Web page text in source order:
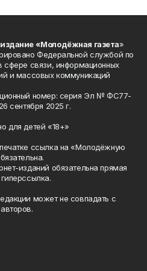
«Молодёжная газета»
Федеральной службой по
сфере связи, информационных
и массовых коммуникаций
номер: серия Эл № ФС77-
сентября 2025 г.
для детей «18+»
ссылка на «Молодёжную
изданий обязательна прямая
может не совпадать с